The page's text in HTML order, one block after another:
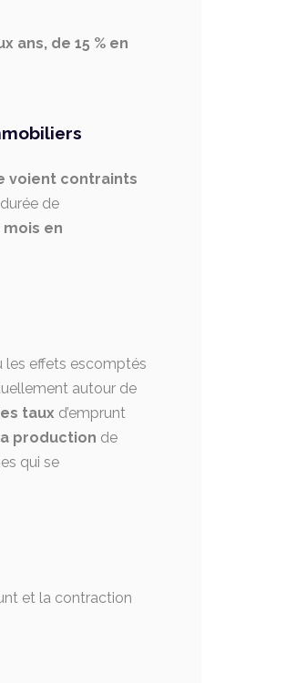
ans, de 15 % en
voient contraints
de
mois en
les effets escomptés
autour de
taux d’emprunt
production de
qui se
et la contraction